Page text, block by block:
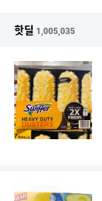
핫딜 1,005,035